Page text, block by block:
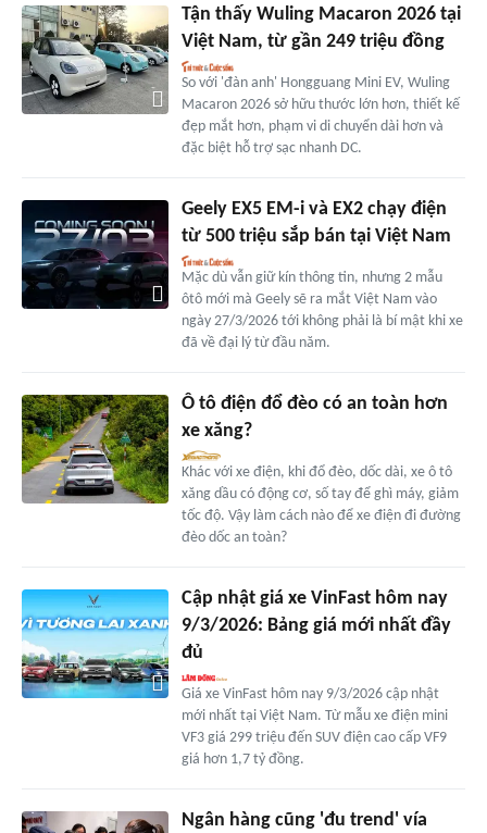
Tận thấy Wuling Macaron 2026 tại
Việt Nam, từ gần 249 triệu đồng
So với 'đàn anh' Hongguang Mini EV, Wuling
Macaron 2026 sở hữu thước lớn hơn, thiết kế
đẹp mắt hơn, phạm vi di chuyển dài hơn và
đặc biệt hỗ trợ sạc nhanh DC.
Geely EX5 EM-i và EX2 chạy điện
từ 500 triệu sắp bán tại Việt Nam
Mặc dù vẫn giữ kín thông tin, nhưng 2 mẫu
ôtô mới mà Geely sẽ ra mắt Việt Nam vào
ngày 27/3/2026 tới không phải là bí mật khi xe
đã về đại lý từ đầu năm.
Ô tô điện đổ đèo có an toàn hơn
xe xăng?
Khác với xe điện, khi đổ đèo, dốc dài, xe ô tô
xăng dầu có động cơ, số tay để ghì máy, giảm
tốc độ. Vậy làm cách nào để xe điện đi đường
đèo dốc an toàn?
Cập nhật giá xe VinFast hôm nay
9/3/2026: Bảng giá mới nhất đầy
đủ
Giá xe VinFast hôm nay 9/3/2026 cập nhật
mới nhất tại Việt Nam. Từ mẫu xe điện mini
VF3 giá 299 triệu đến SUV điện cao cấp VF9
giá hơn 1,7 tỷ đồng.
Ngân hàng cũng 'đu trend' vía